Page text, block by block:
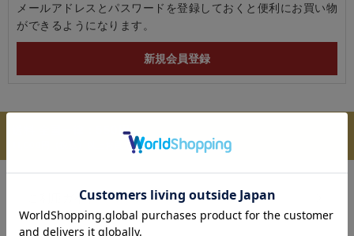
メールアドレスとパスワードを登録しておくと便利にお買い物
ができるようになります。
送料 全国一律：550円
11,000円（税込）以上お買上げで送料無料
ご利用ガイド